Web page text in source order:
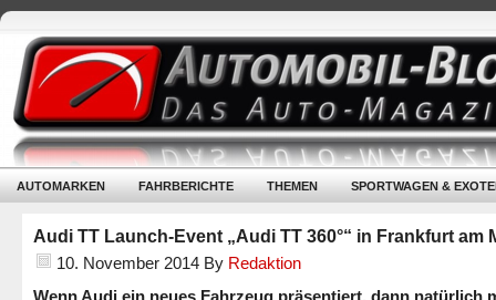
AUTOMARKEN FAHRBERICHTE THEMEN SPORTWAGEN &
Audi TT Launch-Event „Audi TT 360°“ in Frankfurt am
10. November 2014 By Redaktion
Wenn Audi ein neues Fahrzeug präsentiert, dann natürlich